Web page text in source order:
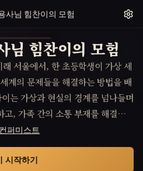
사님 힘찬이의 모험
님 힘찬이의 모험
서울에서, 한 초등학생이 가상 세
계의 문제들을 해결하는 방법을 배
는 가상과 현실의 경계를 넘나들며
, 가족 간의 소통 부재를 해결함으
아를 발견하게 된다.
컨퍼미스트
시작하기